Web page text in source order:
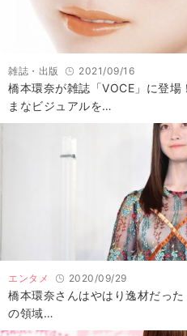
雑誌・出版 2021/09/16
橋本環奈が雑誌「VOCE」に登場
まなビジュアルを…
エンタメ 2020/09/29
橋本環奈さんはやはり逸材だっ
の領域…